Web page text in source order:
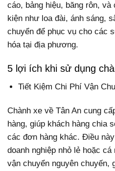
cáo, bảng hiệu, băng rôn,
kiện như loa đài, ánh sáng,
chuyển để phục vụ cho các
hóa tại địa phương.
5 lợi ích khi sử dụng
Tiết Kiệm Chi Phí Vận
Chành xe về Tân An cung
hàng, giúp khách hàng chia
các đơn hàng khác. Điều
doanh nghiệp nhỏ lẻ hoặc
vận chuyển nguyên chuyến,